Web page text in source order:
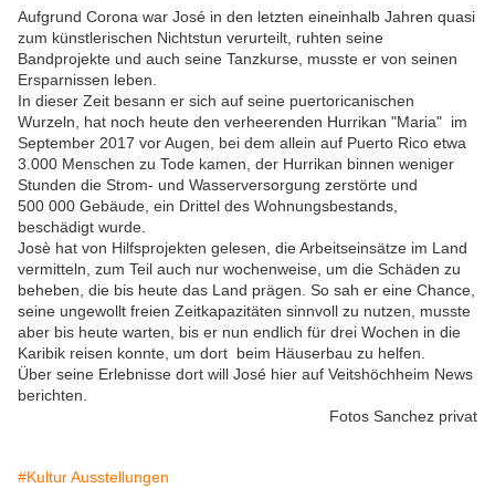
Aufgrund Corona war José in den letzten eineinhalb Jahren quasi
zum künstlerischen Nichtstun verurteilt, ruhten seine
Bandprojekte und auch seine Tanzkurse, musste er von seinen
Ersparnissen leben.
In dieser Zeit besann er sich auf seine puertoricanischen
Wurzeln, hat noch heute den verheerenden Hurrikan "Maria" im
September 2017 vor Augen, bei dem allein auf Puerto Rico etwa
3.000 Menschen zu Tode kamen, der Hurrikan binnen weniger
Stunden die Strom- und Wasserversorgung zerstörte und
500 000 Gebäude, ein Drittel des Wohnungsbestands,
beschädigt wurde.
Josè hat von Hilfsprojekten gelesen, die Arbeitseinsätze im Land
vermitteln, zum Teil auch nur wochenweise, um die Schäden zu
beheben, die bis heute das Land prägen. So sah er eine Chance,
seine ungewollt freien Zeitkapazitäten sinnvoll zu nutzen, musste
aber bis heute warten, bis er nun endlich für drei Wochen in die
Karibik reisen konnte, um dort beim Häuserbau zu helfen.
Über seine Erlebnisse dort will José hier auf Veitshöchheim News
berichten.
Fotos Sanchez privat
#Kultur Ausstellungen